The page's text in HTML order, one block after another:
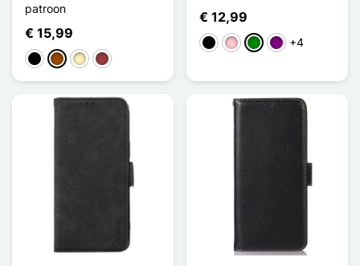
patroon
€ 15,99
ZwartBruinGoldenDonkerrood
€ 12,99
ZwartRozeGroenPurper
+4